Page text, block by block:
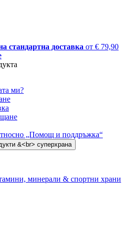
стандартна доставка от € 79,90
ми?
„Помощ и поддръжка“
минерали & спортни храни